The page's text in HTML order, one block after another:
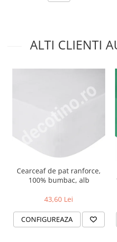
ALTI CLIENTI
Cearceaf de pat ranforce,
100% bumbac, alb
43,60 Lei
CONFIGUREAZA